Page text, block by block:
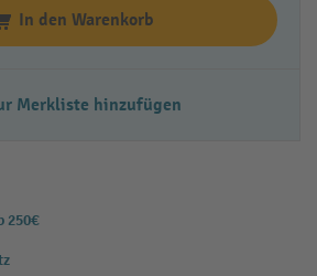
In den Warenkorb
Merkliste hinzufügen
250€